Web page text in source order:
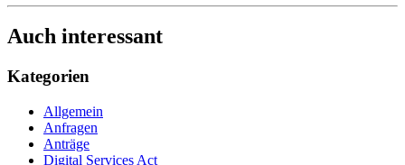
Auch interessant
Kategorien
Allgemein
Anfragen
Anträge
Digital Services Act